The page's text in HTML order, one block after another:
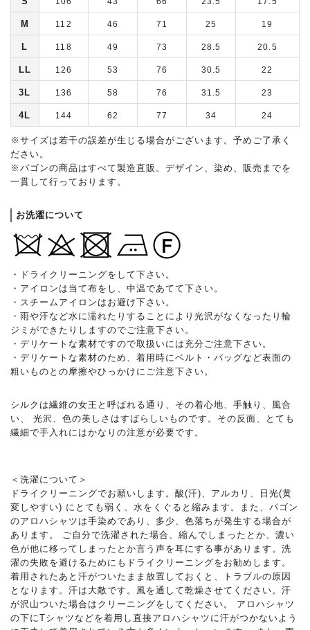
M 112 46 71 25 19
L 118 49 73 28.5 20.5
LL 126 53 76 30.5 22
3L 136 58 76 31.5 23
4L 144 62 77 34 24
※サイズは若干の誤差が生じる場合がございます。予めご了承く
ださい。
※パゴンの商品はすべて製造直販。デザイン、染め、販売までを
一貫して行っております。
お洗濯について
・ドライクリーニングをして下さい。
・アイロンは当て布をし、中温であてて下さい。
・スチームアイロンはお避け下さい。
・雨や汗など水に濡れたりすることにより光沢がなくなったり輪
ジミができたりしますのでご注意下さい。
・デリケートな素材ですので取扱いには充分ご注意下さい。
・デリケートな素材のため、着用時にベルト・バッグなど表面の
粗いものとの摩擦やひっかけにご注意下さい。
シルクは繊維の女王と呼ばれる通り、その着心地、手触り、風合
い、 光沢、色の美しさはすばらしいものです。その反面、とても
繊細で手入れにはかなりの注意が必要です。
＜洗濯について＞
ドライクリーニングでお願いします。酸(汗)、アルカリ、日光(黄
変しやすい) にとても弱く、水をくぐると縮みます。また、パゴン
のアロハシャツは手染めであり、多少、色落ちが発生する場合が
あります。 ご自分で洗濯された場合、縮んでしまったとか、濃い
色が他に移ってしまったとか言う声を耳にする事があります。洗
濯の失敗を避けるためにもドライクリーニングをお勧めします。
着用されたあと汗がついたまま放置しておくと、トラブルの原因
となります。汗は大敵です。風を通して乾燥させてください。汗
が沢山ついた場合はクリーニングをしてください。 アロハシャツ
の下にTシャツなどを着用し直接アロハシャツに汗がつかないよう